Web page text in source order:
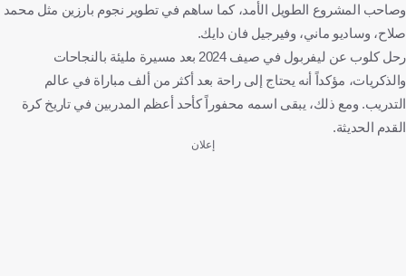
وصاحب المشروع الطويل الأمد، كما ساهم في تطوير نجوم بارزين مثل محمد
صلاح، وساديو ماني، وفيرجيل فان دايك.
رحل كلوب عن ليفربول في صيف 2024 بعد مسيرة مليئة بالنجاحات
والذكريات، مؤكداً أنه يحتاج إلى راحة بعد أكثر من ألف مباراة في عالم
التدريب. ومع ذلك، يبقى اسمه محفوراً كأحد أعظم المدربين في تاريخ كرة
القدم الحديثة.
إعلان